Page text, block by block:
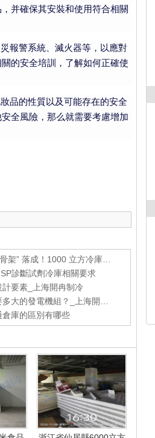
并確保其安裝和使用符合相關
報警系統、滅火器等，以應對
的安全培訓，了解如何正確使
品的性質以及可能存在的安全
全風險，那么就需要考慮增加
診斷試劑冷庫相關要求
要素_上海開冉制冷
庫的區別有哪些